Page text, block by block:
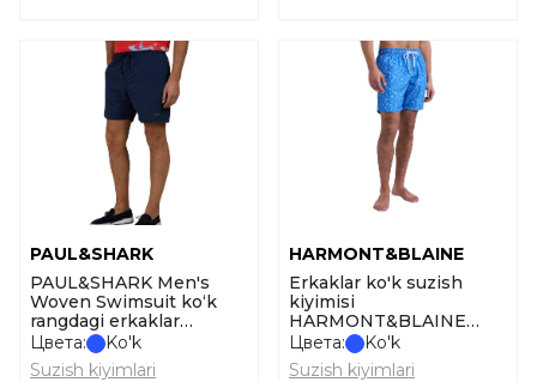
PAUL&SHARK
PAUL&SHARK Men's
Woven Swimsuit ko‘k
rangdagi erkaklar
cho‘milish shortilari
Цвета:
Ko'k
Suzish kiyimlari
HARMONT&BLAINE
Erkaklar ko'k suzish
kiyimisi
HARMONT&BLAINE
Swimwear_Boxer Mare
Stampato o'lcham m
Цвета:
Ko'k
Suzish kiyimlari